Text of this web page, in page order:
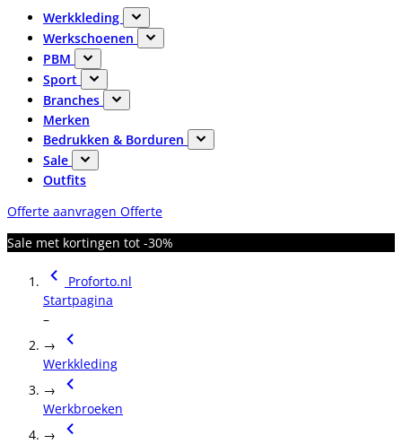
Werkkleding
Werkschoenen
PBM
Sport
Branches
Merken
Bedrukken & Borduren
Sale
Outfits
Offerte aanvragen Offerte
Sale met kortingen tot -30%
Proforto.nl
Startpagina
–
→
Werkkleding
→
Werkbroeken
→